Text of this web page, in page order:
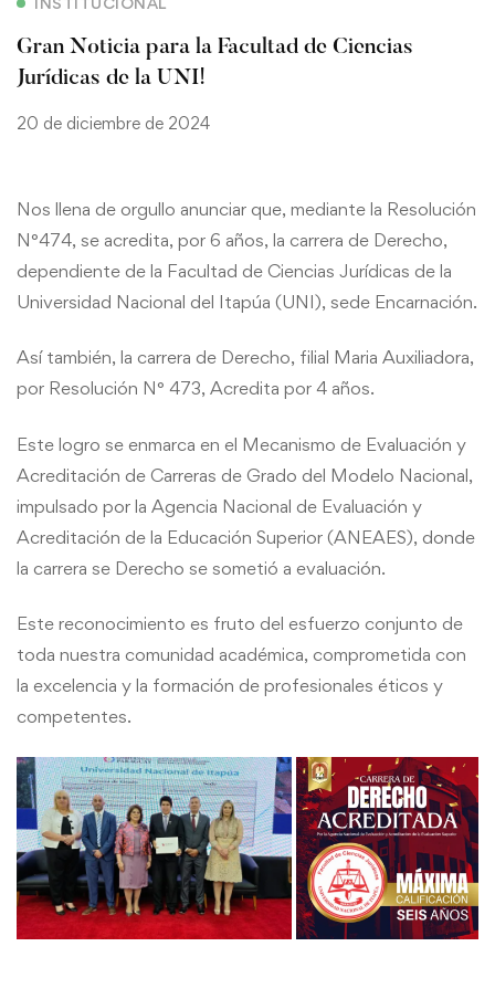
Gran Noticia para la Facultad de Ciencias
Jurídicas de la UNI!
20 de diciembre de 2024
Nos llena de orgullo anunciar que, mediante la Resolución
N°474, se acredita, por 6 años, la carrera de Derecho,
dependiente de la Facultad de Ciencias Jurídicas de la
Universidad Nacional del Itapúa (UNI), sede Encarnación.
Así también, la carrera de Derecho, filial Maria Auxiliadora,
por Resolución N° 473, Acredita por 4 años.
Este logro se enmarca en el Mecanismo de Evaluación y
Acreditación de Carreras de Grado del Modelo Nacional,
impulsado por la Agencia Nacional de Evaluación y
Acreditación de la Educación Superior (ANEAES), donde
la carrera se Derecho se sometió a evaluación.
Este reconocimiento es fruto del esfuerzo conjunto de
toda nuestra comunidad académica, comprometida con
la excelencia y la formación de profesionales éticos y
competentes.